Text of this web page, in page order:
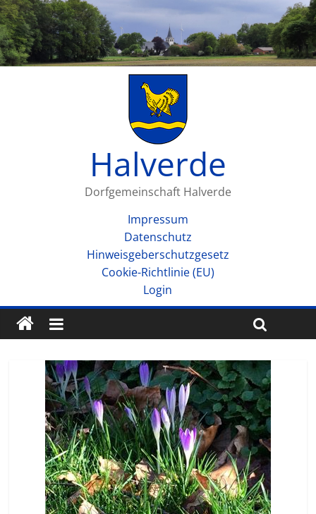
Halverde
Dorfgemeinschaft Halverde
Impressum
Datenschutz
Hinweisgeberschutzgesetz
Cookie-Richtlinie (EU)
Login